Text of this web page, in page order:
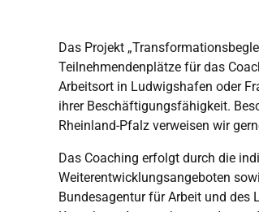
Das Projekt
Teilnehmendenplätze für das
Arbeitsort in Ludwigshafen oder
ihrer Beschäftigungsfähigkeit.
Rheinland-Pfalz verweisen wir
Das Coaching erfolgt durch die
Weiterentwicklungsangeboten
Bundesagentur für Arbeit und des